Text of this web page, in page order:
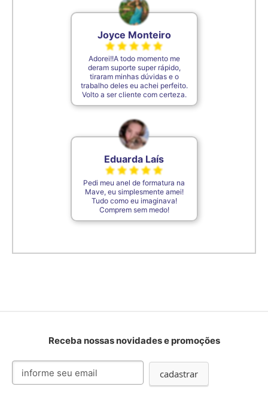
Joyce Monteiro
Adorei!!A todo momento me
deram suporte super rápido,
tiraram minhas dúvidas e o
trabalho deles eu achei perfeito.
Volto a ser cliente com certeza.
Eduarda Laís
Pedi meu anel de formatura na
Mave, eu simplesmente amei!
Tudo como eu imaginava!
Comprem sem medo!
Receba nossas novidades e promoções
Inscreva-
cadastrar